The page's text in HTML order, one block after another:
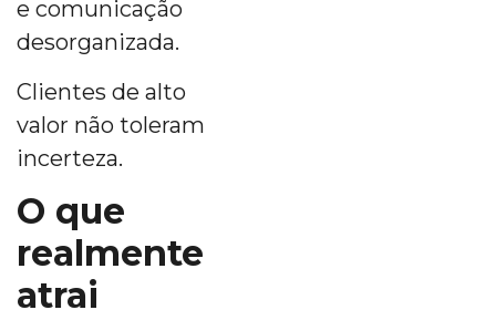
e comunicação
desorganizada.
Clientes de alto
valor não toleram
incerteza.
O que
realmente
atrai